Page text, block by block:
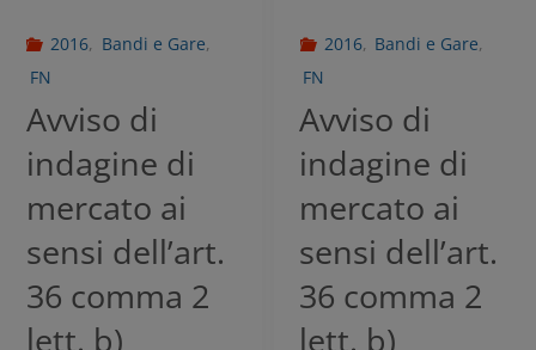
2016, Bandi e Gare,
FN
Avviso di
indagine di
mercato ai
sensi dell’art.
36 comma 2
lett. b)
2016, Bandi e Gare,
FN
Avviso di
indagine di
mercato ai
sensi dell’art.
36 comma 2
lett. b)